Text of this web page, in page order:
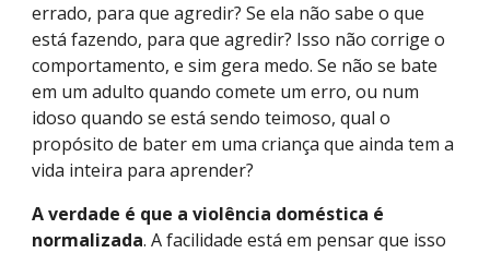
errado, para que agredir? Se ela não sabe o que
está fazendo, para que agredir? Isso não corrige o
comportamento, e sim gera medo. Se não se bate
em um adulto quando comete um erro, ou num
idoso quando se está sendo teimoso, qual o
propósito de bater em uma criança que ainda tem a
vida inteira para aprender?
A verdade é que a violência doméstica é
normalizada. A facilidade está em pensar que isso